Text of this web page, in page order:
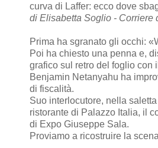
curva di Laffer: ecco dove
di Elisabetta Soglio - Corriere
Prima ha sgranato gli occhi:
Poi ha chiesto una penna e,
grafico sul retro del foglio con
Benjamin Netanyahu ha
di fiscalità.
Suo interlocutore, nella saletta
ristorante di Palazzo Italia, il
di Expo Giuseppe Sala.
Proviamo a ricostruire la